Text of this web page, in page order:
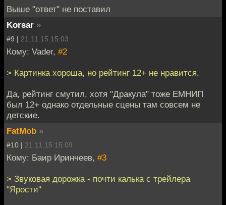
Выше "ответ" не поставил
Korsar »
#9 | 21.11.15 15:03
Кому: Vader, #2
> Картинка хороша, но рейтинг 12+ не нравится.
Да, рейтинг смутил, хотя "Дракула" тоже ЕМНИП
был 12+ однако отдельные сцены там совсем не
детские.
FatMob »
#10 | 21.11.15 15:09
Кому: Баир Иринчеев, #3
> Звуковая дорожка - почти калька с трейлера
"Ярости"